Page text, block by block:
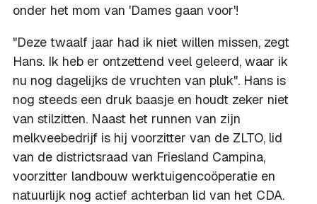
onder het mom van 'Dames gaan voor'!
"Deze twaalf jaar had ik niet willen missen, zegt
Hans. Ik heb er ontzettend veel geleerd, waar ik
nu nog dagelijks de vruchten van pluk". Hans is
nog steeds een druk baasje en houdt zeker niet
van stilzitten. Naast het runnen van zijn
melkveebedrijf is hij voorzitter van de ZLTO, lid
van de districtsraad van Friesland Campina,
voorzitter landbouw werktuigencoöperatie en
natuurlijk nog actief achterban lid van het CDA.